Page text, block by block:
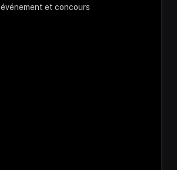
événement et concours